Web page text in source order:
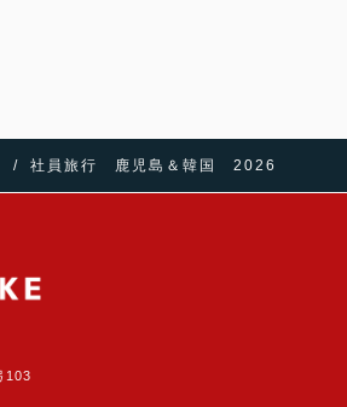
社員旅行 鹿児島＆韓国 2026
103